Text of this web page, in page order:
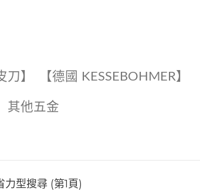
刀】 【德國 KESSEBOHMER】
其他五金
力型搜尋 (第1頁)